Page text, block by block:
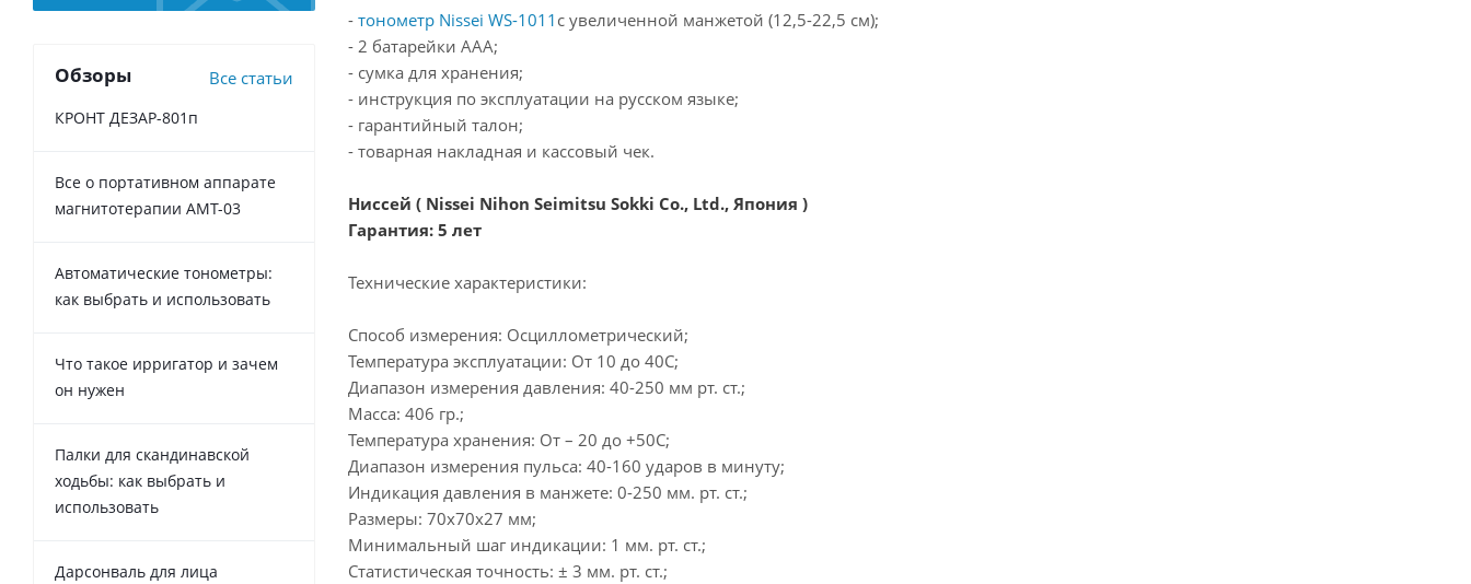
- тонометр Nissei WS-1011 с увеличенной манжетой (12,5-22,5 см);
- 2 батарейки ААА;
- сумка для хранения;
- инструкция по эксплуатации на русском языке;
- гарантийный талон;
- товарная накладная и кассовый чек.
Ниссей ( Nissei Nihon Seimitsu Sokki Co., Ltd., Япония )
Гарантия: 5 лет
Технические характеристики:
Способ измерения: Осциллометрический;
Температура эксплуатации: От 10 до 40С;
Диапазон измерения давления: 40-250 мм рт. ст.;
Масса: 406 гр.;
Температура хранения: От – 20 до +50С;
Диапазон измерения пульса: 40-160 ударов в минуту;
Индикация давления в манжете: 0-250 мм. рт. ст.;
Размеры: 70x70x27 мм;
Минимальный шаг индикации: 1 мм. рт. ст.;
Статистическая точность: ± 3 мм. рт. ст.;
Обзоры Все статьи
КРОНТ ДЕЗАР-801п
Все о портативном аппарате
магнитотерапии АМТ-03
Автоматические тонометры:
как выбрать и использовать
Что такое ирригатор и зачем
он нужен
Палки для скандинавской
ходьбы: как выбрать и
использовать
Дарсонваль для лица